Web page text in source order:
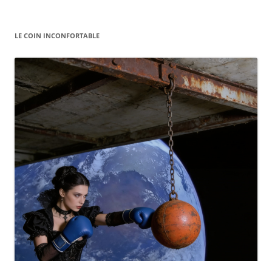
LE COIN INCONFORTABLE